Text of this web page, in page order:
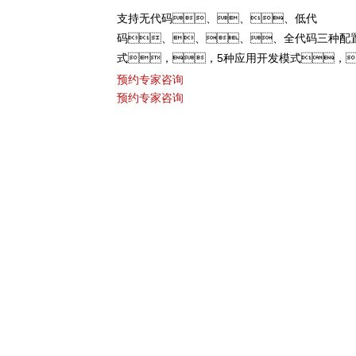
支持无代码、、、低代
码、、、、全代码三种配
式，，5种应用开发模式
缝融合企业业务系统。。CGPAY钱包
业级应用场景模板，，，，
预约专家咨询
预约专家咨询